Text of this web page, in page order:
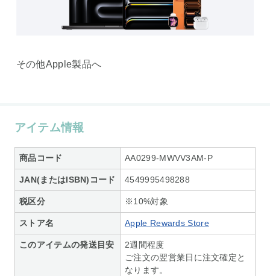
その他Apple製品へ
アイテム情報
商品コード AA0299-MWVV3AM-P
JAN(またはISBN)コード 4549995498288
税区分 ※10%対象
ストア名 Apple Rewards Store
このアイテムの発送目安
2週間程度
ご注文の翌営業日に注文確定と
なります。